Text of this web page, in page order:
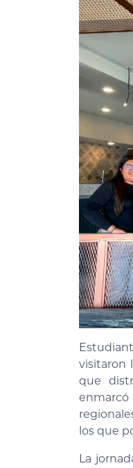
visitaron
que
los que
La